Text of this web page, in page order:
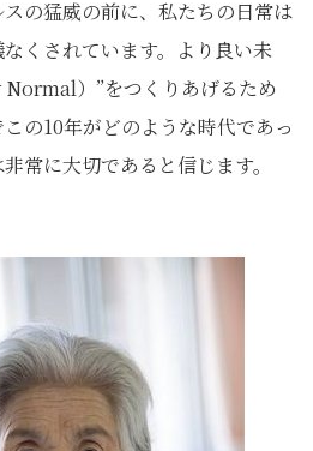
の猛威の前に、私たちの日常は
くされています。より良い未
）”をつくりあげるため
の10年がどのような時代であっ
常に大切であると信じます。